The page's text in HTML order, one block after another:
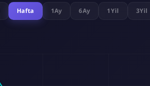
Hafta 1Ay 6Ay 1Yil 3Yil